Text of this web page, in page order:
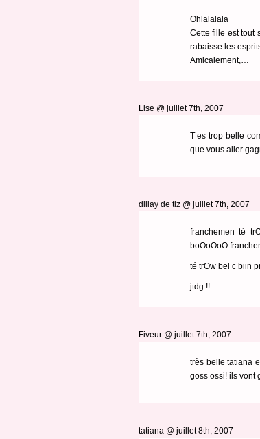
Ohlalalala
Cette fille est tout
rabaisse les
Amicalement,…
Lise @ juillet 7th, 2007
T’es trop belle
que vous aller
diilay de tlz @ juillet 7th, 2007
franchemen té
boOoOoO
té trOw bel c biin
jtdg !!
Fiveur @ juillet 7th, 2007
très belle tatiana
goss ossi! ils vont
tatiana @ juillet 8th, 2007